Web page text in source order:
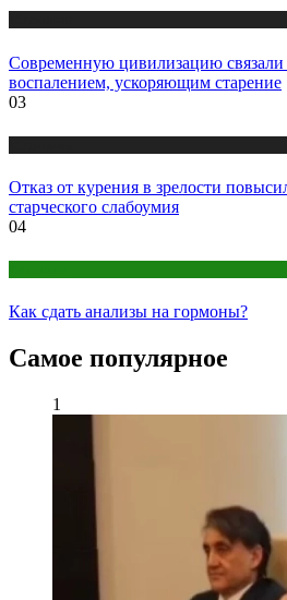
Современную цивилизацию связали
воспалением, ускоряющим старение
03
Отказ от курения в зрелости
старческого слабоумия
04
Как сдать анализы на гормоны?
Самое популярное
1